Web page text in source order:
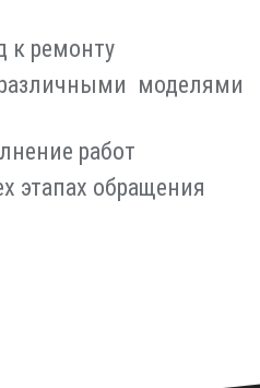
к ремонту
моделями
работ
этапах обращения